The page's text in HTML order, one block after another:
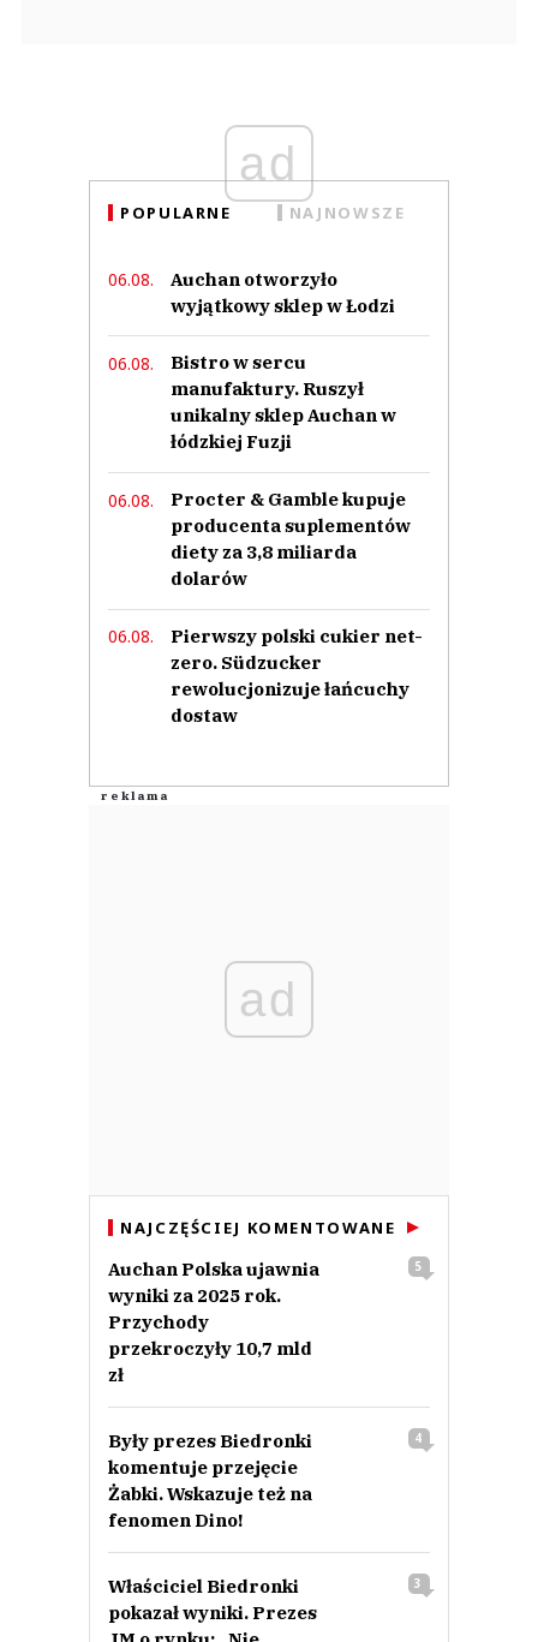
ad
POPULARNE NAJNOWSZE
06.08.
Auchan otworzyło
wyjątkowy sklep w Łodzi
06.08.
Bistro w sercu
manufaktury. Ruszył
unikalny sklep Auchan w
łódzkiej Fuzji
06.08.
Procter & Gamble kupuje
producenta suplementów
diety za 3,8 miliarda
dolarów
06.08.
Pierwszy polski cukier net-
zero. Südzucker
rewolucjonizuje łańcuchy
dostaw
ad
NAJCZĘŚCIEJ KOMENTOWANE
Auchan Polska ujawnia
wyniki za 2025 rok.
Przychody
przekroczyły 10,7 mld
zł
5
Były prezes Biedronki
komentuje przejęcie
Żabki. Wskazuje też na
fenomen Dino!
4
Właściciel Biedronki
pokazał wyniki. Prezes
3